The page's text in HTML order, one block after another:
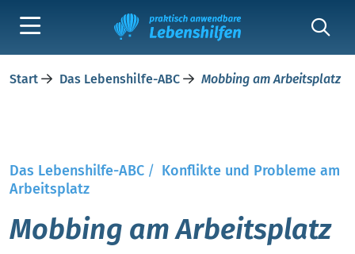
Start Das Lebenshilfe-ABC Mobbing am Arbeitsplatz
Das Lebenshilfe-ABC / Konflikte und Probleme am
Arbeitsplatz
Mobbing am Arbeitsplatz